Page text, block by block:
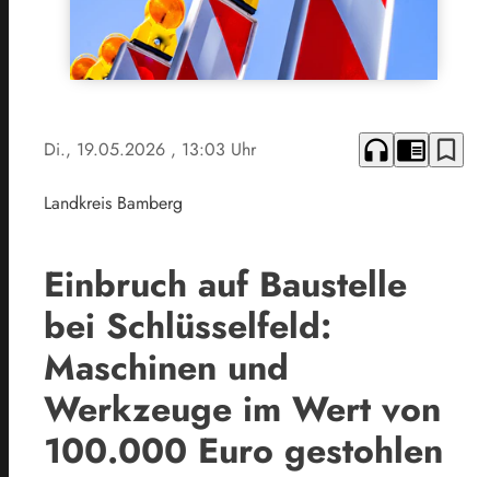
Di., 19.05.2026 , 13:03 Uhr headphones chrome_reader_mode bookmark_border
Landkreis Bamberg
Einbruch auf Baustelle
bei Schlüsselfeld:
Maschinen und
Werkzeuge im Wert von
100.000 Euro gestohlen